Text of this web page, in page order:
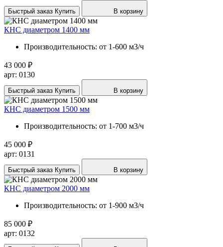
Быстрый заказ Купить В корзину
КНС диаметром 1400 мм
Производительность: от 1-600 м3/ч
43 000 ₽
арт: 0130
Быстрый заказ Купить В корзину
КНС диаметром 1500 мм
Производительность: от 1-700 м3/ч
45 000 ₽
арт: 0131
Быстрый заказ Купить В корзину
КНС диаметром 2000 мм
Производительность: от 1-900 м3/ч
85 000 ₽
арт: 0132